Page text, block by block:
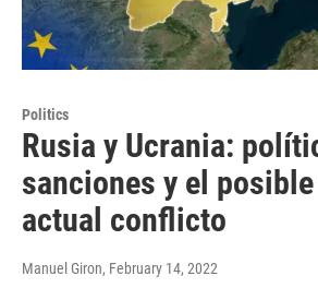
Politics
Rusia y Ucrania:
sanciones y el
actual conflicto
Manuel Giron, February 14, 2022